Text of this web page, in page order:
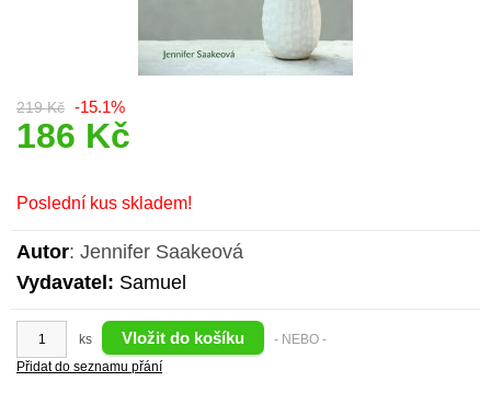
219 Kč -15.1%
186 Kč
Poslední kus skladem!
Autor: Jennifer Saakeová
Vydavatel: Samuel
ks
- NEBO -
Přidat do seznamu přání